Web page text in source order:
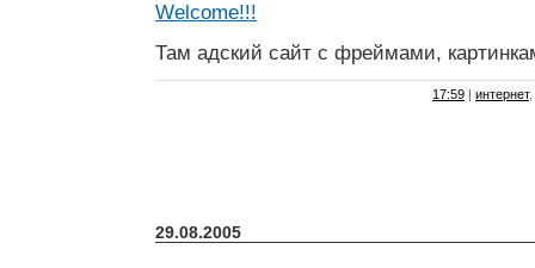
Welcome!!!
Там адский сайт с фреймами,
17:59 | интернет,
29.08.2005